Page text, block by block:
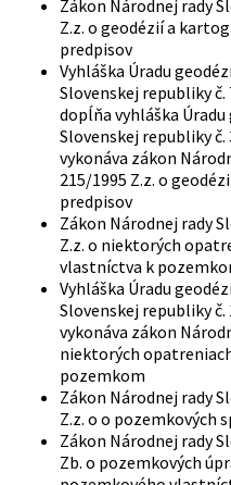
Zákon Národnej rady
Z.z. o geodézií a
predpisov
Vyhláška Úradu
Slovenskej republiky č.
dopĺňa vyhláška
Slovenskej republiky č.
vykonáva zákon
215/1995 Z.z. o
predpisov
Zákon Národnej rady
Z.z. o niektorých
vlastníctva k
Vyhláška Úradu
Slovenskej republiky č.
vykonáva zákon
niektorých
pozemkom
Zákon Národnej rady
Z.z. o o pozemkových
Zákon Národnej rady
Zb. o pozemkových